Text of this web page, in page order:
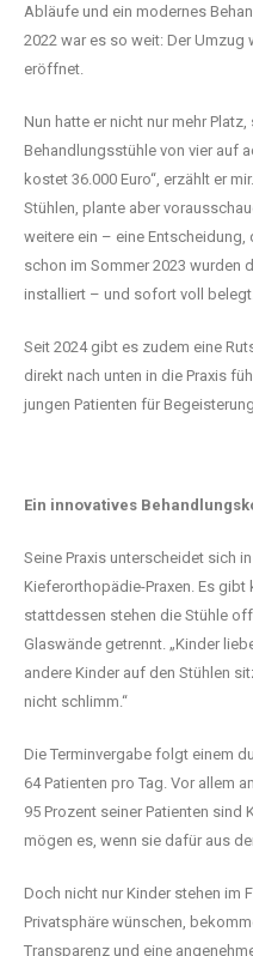
Abläufe und ein modernes
2022 war es so weit: Der Umzug
eröffnet.
Nun hatte er nicht nur mehr
Behandlungsstühle von vier auf
kostet 36.000 Euro“, erzählt er
Stühlen, plante aber
weitere ein – eine
schon im Sommer 2023 wurden
installiert – und sofort voll belegt.
Seit 2024 gibt es zudem eine
direkt nach unten in die Praxis
jungen Patienten für
Ein innovatives
Seine Praxis unterscheidet sich
Kieferorthopädie-Praxen. Es gibt
stattdessen stehen die Stühle
Glaswände getrennt. „Kinder
andere Kinder auf den Stühlen
nicht schlimm.“
Die Terminvergabe folgt einem
64 Patienten pro Tag. Vor allem
95 Prozent seiner Patienten sind
mögen es, wenn sie dafür aus
Doch nicht nur Kinder stehen im
Privatsphäre wünschen,
Transparenz und eine